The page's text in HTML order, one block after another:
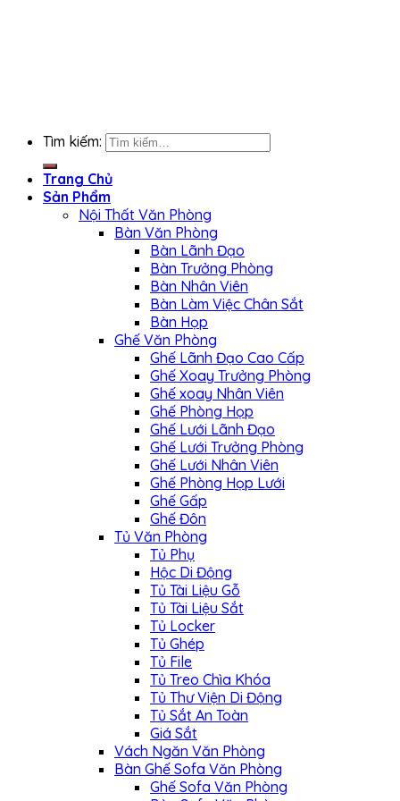
Tìm kiếm:
Trang Chủ
Sản Phẩm
Nội Thất Văn Phòng
Bàn Văn Phòng
Bàn Lãnh Đạo
Bàn Trưởng Phòng
Bàn Nhân Viên
Bàn Làm Việc Chân Sắt
Bàn Họp
Ghế Văn Phòng
Ghế Lãnh Đạo Cao Cấp
Ghế Xoay Trưởng Phòng
Ghế xoay Nhân Viên
Ghế Phòng Họp
Ghế Lưới Lãnh Đạo
Ghế Lưới Trưởng Phòng
Ghế Lưới Nhân Viên
Ghế Phòng Họp Lưới
Ghế Gấp
Ghế Đôn
Tủ Văn Phòng
Tủ Phụ
Hộc Di Động
Tủ Tài Liệu Gỗ
Tủ Tài Liệu Sắt
Tủ Locker
Tủ Ghép
Tủ File
Tủ Treo Chìa Khóa
Tủ Thư Viện Di Động
Tủ Sắt An Toàn
Giá Sắt
Vách Ngăn Văn Phòng
Bàn Ghế Sofa Văn Phòng
Ghế Sofa Văn Phòng